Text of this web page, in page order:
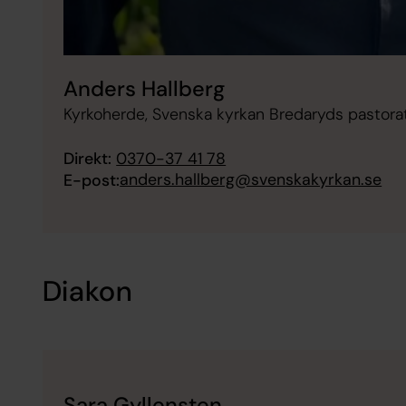
Anders Hallberg
Kyrkoherde, Svenska kyrkan Bredaryds
Direkt: 0370-37 41 78
E-post:anders.hallberg@svenskakyrkan.se
Diakon